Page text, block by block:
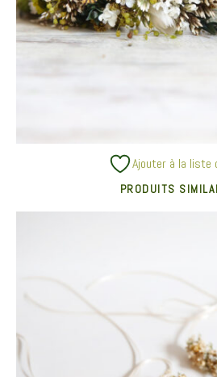
Ajouter à la liste
PRODUITS